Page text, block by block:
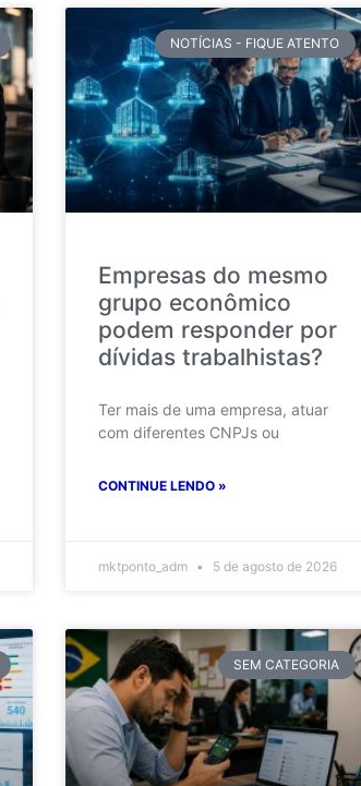
NOTÍCIAS - FIQUE ATENTO
Empresas do mesmo
grupo econômico
podem responder por
dívidas trabalhistas?
Ter mais de uma empresa, atuar
com diferentes CNPJs ou
CONTINUE LENDO »
mktponto_adm 5 de agosto de 2026
SEM CATEGORIA